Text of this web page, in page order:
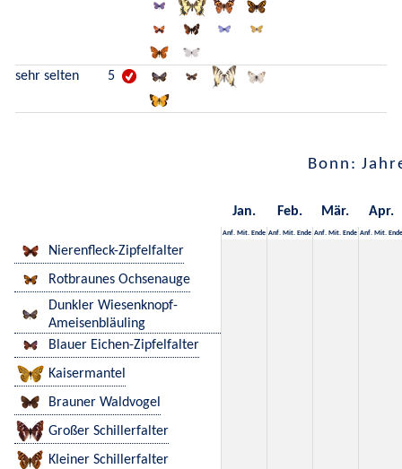
sehr selten 5
Bonn:
Jan. Feb. Mär. Apr.
Anf. Mit. Ende Anf. Mit. Ende Anf. Mit. Ende Anf. Mit. Ende
Nierenfleck-Zipfelfalter
Rotbraunes Ochsenauge
Dunkler Wiesenknopf-
Ameisenbläuling
Blauer Eichen-Zipfelfalter
Kaisermantel
Brauner Waldvogel
Großer Schillerfalter
Kleiner Schillerfalter